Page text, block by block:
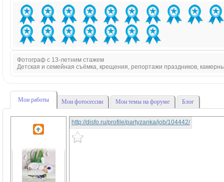
Фотограф с 13-летним стажем
Детская и семейная съёмка, крещения, репортажи праздников,
Мои работы Мои фотосессии Мои темы на форуме Блог
http://disfo.ru/profile/partyzanka/job/104442/